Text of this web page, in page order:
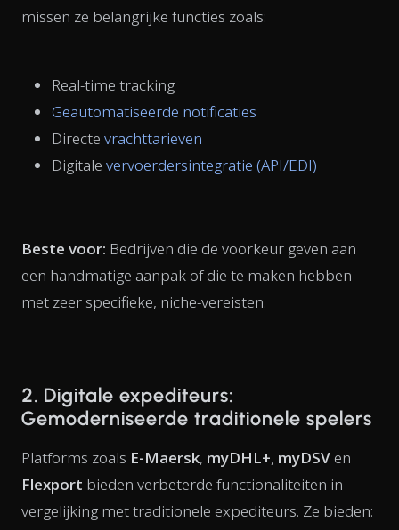
missen ze belangrijke functies zoals:
Real-time tracking
Geautomatiseerde notificaties
Directe vrachttarieven
Digitale vervoerdersintegratie (API/EDI)
Beste voor: Bedrijven die de voorkeur geven aan
een handmatige aanpak of die te maken hebben
met zeer specifieke, niche-vereisten.
2. Digitale expediteurs:
Gemoderniseerde traditionele spelers
Platforms zoals E-Maersk, myDHL+, myDSV en
Flexport bieden verbeterde functionaliteiten in
vergelijking met traditionele expediteurs. Ze bieden: